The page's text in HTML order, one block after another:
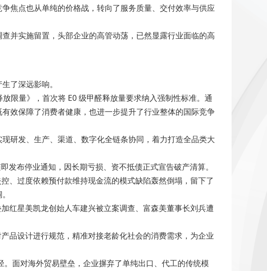
焦点也从单纯的价格战，转向了服务质量、交付效率与供应
并实施留置，头部企业的高管动荡，已然显露行业面临的高
了深远影响。
限量》，首次将 E0 级甲醛释放量要求纳入强制性标准。通
效保障了消费者健康，也进一步提升了行业整体的国际竞争
研发、生产、渠道、数字化全链条协同，着力打造全品类大
布停业通知，因长期亏损、资不抵债正式宣告破产清算。
、过度依赖预付款维持现金流的模式缺陷轰然倒塌，留下了
红星美凯龙创始人车建兴被立案调查、富森美董事长刘兵遭
品设计进行规范，精准对接老龄化社会的消费需求，为企业
面对海外贸易壁垒，企业摒弃了单纯出口、代工的传统模